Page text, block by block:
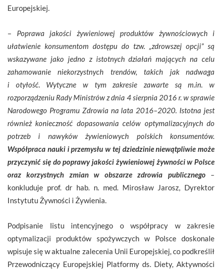
Europejskiej.
– Poprawa jakości żywieniowej produktów żywnościowych i
ułatwienie konsumentom dostępu do tzw. „zdrowszej opcji” są
wskazywane jako jedno z istotnych działań mających na celu
zahamowanie niekorzystnych trendów, takich jak nadwaga
i otyłość. Wytyczne w tym zakresie zawarte są m.in. w
rozporządzeniu Rady Ministrów z dnia 4 sierpnia 2016 r. w sprawie
Narodowego Programu Zdrowia na lata 2016–2020. Istotna jest
również konieczność dopasowania celów optymalizacyjnych do
potrzeb i nawyków żywieniowych polskich konsumentów.
Współpraca nauki i przemysłu w tej dziedzinie niewątpliwie może
przyczynić się do poprawy jakości żywieniowej żywności w Polsce
oraz korzystnych zmian w obszarze zdrowia publicznego–
konkluduje prof. dr hab. n. med. Mirosław Jarosz, Dyrektor
Instytutu Żywności i Żywienia.
Podpisanie listu intencyjnego o współpracy w zakresie
optymalizacji produktów spożywczych w Polsce doskonale
wpisuje się w aktualne zalecenia Unii Europejskiej, co podkreślił
Przewodniczący Europejskiej Platformy ds. Diety, Aktywności